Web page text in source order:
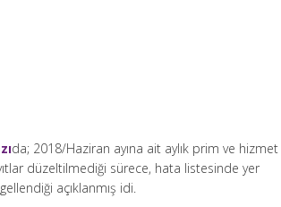
da; 2018/Haziran ayına ait aylık prim ve hizmet
düzeltilmediği sürece, hata listesinde yer
açıklanmış idi.